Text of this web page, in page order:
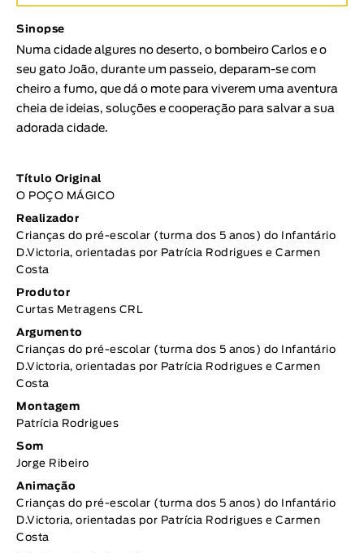
Ficção
Animação
Experimental
Documentário
TÓPICOS
Sinopse
Numa cidade algures no deserto, o bombeiro Carlos e o
seu gato João, durante um passeio, deparam-se com
cheiro a fumo, que dá o mote para viverem uma aventura
cheia de ideias, soluções e cooperação para salvar a sua
adorada cidade.
Título Original
O POÇO MÁGICO
Realizador
Crianças do pré-escolar (turma dos 5 anos) do Infantário
D.Victoria, orientadas por Patrícia Rodrigues e Carmen
Costa
Produtor
Curtas Metragens CRL
Argumento
Crianças do pré-escolar (turma dos 5 anos) do Infantário
D.Victoria, orientadas por Patrícia Rodrigues e Carmen
Costa
Montagem
Patrícia Rodrigues
Som
Jorge Ribeiro
Animação
Crianças do pré-escolar (turma dos 5 anos) do Infantário
D.Victoria, orientadas por Patrícia Rodrigues e Carmen
Costa